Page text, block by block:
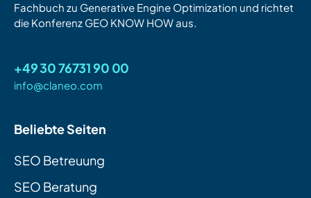
Fachbuch zu Generative Engine Optimization und richtet
die Konferenz GEO KNOW HOW aus.
+49 30 76731 90 00
info@claneo.com
Beliebte Seiten
SEO Betreuung
SEO Beratung